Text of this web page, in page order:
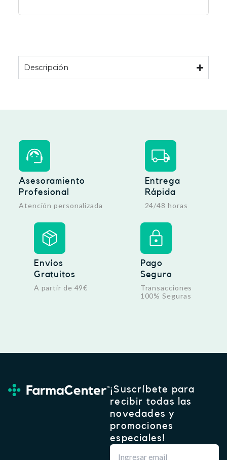
Descripción
Asesoramiento
Profesional
Atención personalizada
Entrega
Rápida
24/48 horas
Envíos
Gratuitos
A partir de 49€
Pago
Seguro
Transacciones
100% Seguras
¡Suscríbete para
recibir todas las
novedades y
promociones
especiales!